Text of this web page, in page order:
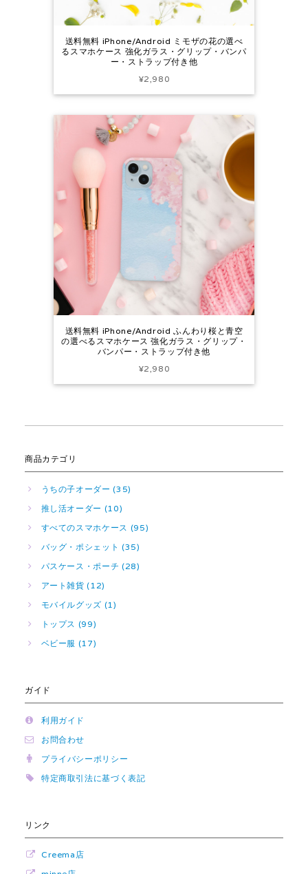
送料無料 iPhone/Android ミモザの花の選べ
るスマホケース 強化ガラス・グリップ・バンパ
ー・ストラップ付き他
¥2,980
送料無料 iPhone/Android ふんわり桜と青空
の選べるスマホケース 強化ガラス・グリップ・
バンパー・ストラップ付き他
¥2,980
商品カテゴリ
うちの子オーダー (35)
推し活オーダー (10)
すべてのスマホケース (95)
バッグ・ポシェット (35)
パスケース・ポーチ (28)
アート雑貨 (12)
モバイルグッズ (1)
トップス (99)
ベビー服 (17)
ガイド
利用ガイド
お問合わせ
プライバシーポリシー
特定商取引法に基づく表記
リンク
Creema店